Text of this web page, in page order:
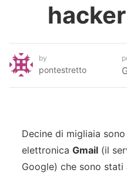
by
pontestretto
Decine di migliaia
elettronica Gmail(il
Google) che sono